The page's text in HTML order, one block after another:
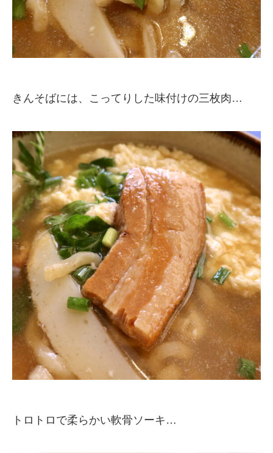
きんそばには、こってりした味付けの三枚肉…
トロトロで柔らかい軟骨ソーキ…